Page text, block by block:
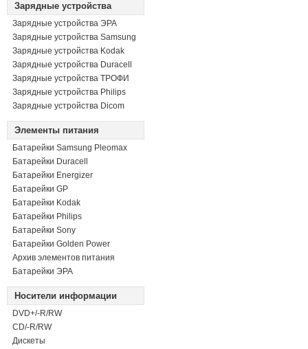
Зарядные устройства
Зарядные устройства ЭРА
Зарядные устройства Samsung
Зарядные устройства Kodak
Зарядные устройства Duracell
Зарядные устройства ТРОФИ
Зарядные устройства Philips
Зарядные устройства Dicom
Элементы питания
Батарейки Samsung Pleomax
Батарейки Duracell
Батарейки Energizer
Батарейки GP
Батарейки Kodak
Батарейки Philips
Батарейки Sony
Батарейки Golden Power
Архив элементов питания
Батарейки ЭРА
Носители информации
DVD+/-R/RW
СD/-R/RW
Дискеты